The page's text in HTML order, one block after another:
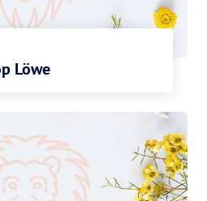
Löwe